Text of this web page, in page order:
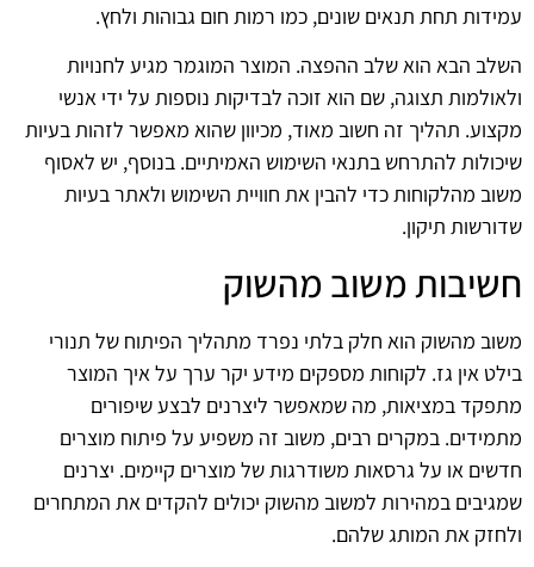
עמידות תחת תנאים שונים, כמו רמות חום גבוהות ולחץ.
השלב הבא הוא שלב ההפצה. המוצר המוגמר מגיע לחנויות
ולאולמות תצוגה, שם הוא זוכה לבדיקות נוספות על ידי אנשי
מקצוע. תהליך זה חשוב מאוד, מכיוון שהוא מאפשר לזהות בעיות
שיכולות להתרחש בתנאי השימוש האמיתיים. בנוסף, יש לאסוף
משוב מהלקוחות כדי להבין את חוויית השימוש ולאתר בעיות
שדורשות תיקון.
חשיבות משוב מהשוק
משוב מהשוק הוא חלק בלתי נפרד מתהליך הפיתוח של תנורי
בילט אין גז. לקוחות מספקים מידע יקר ערך על איך המוצר
מתפקד במציאות, מה שמאפשר ליצרנים לבצע שיפורים
מתמידים. במקרים רבים, משוב זה משפיע על פיתוח מוצרים
חדשים או על גרסאות משודרגות של מוצרים קיימים. יצרנים
שמגיבים במהירות למשוב מהשוק יכולים להקדים את המתחרים
ולחזק את המותג שלהם.